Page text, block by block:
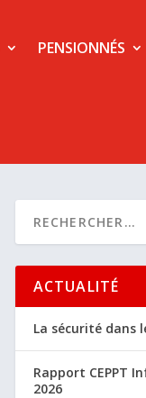
PENSIONNÉS
ACTUALITÉ
La sécurité dans
Rapport CEPPT
2026